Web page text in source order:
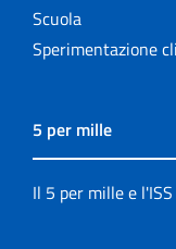
Scuola
Sperimentazione
5 per mille
Il 5 per mille e l'ISS